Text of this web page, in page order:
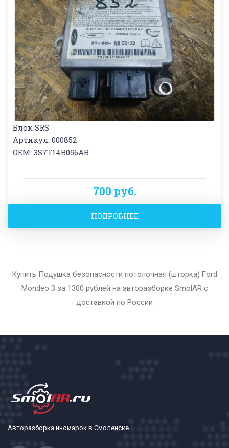
Блок SRS
Артикул: 000852
OEM: 3S7T14B056AB
700 руб.
ПОДРОБНЕЕ
Купить Подушка безопасности потолочная (шторка) Ford
Mondeo 3 за 1300 рублей на авторазборке SmolAR с
доставкой по России
Авторазборка иномарок в Смоленске